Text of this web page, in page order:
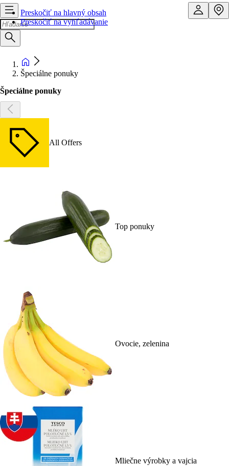
Preskočiť na hlavný obsah
Preskočiť na vyhľadávanie
Špeciálne ponuky
Špeciálne ponuky
All Offers
Top ponuky
Ovocie, zelenina
Mliečne výrobky a vajcia